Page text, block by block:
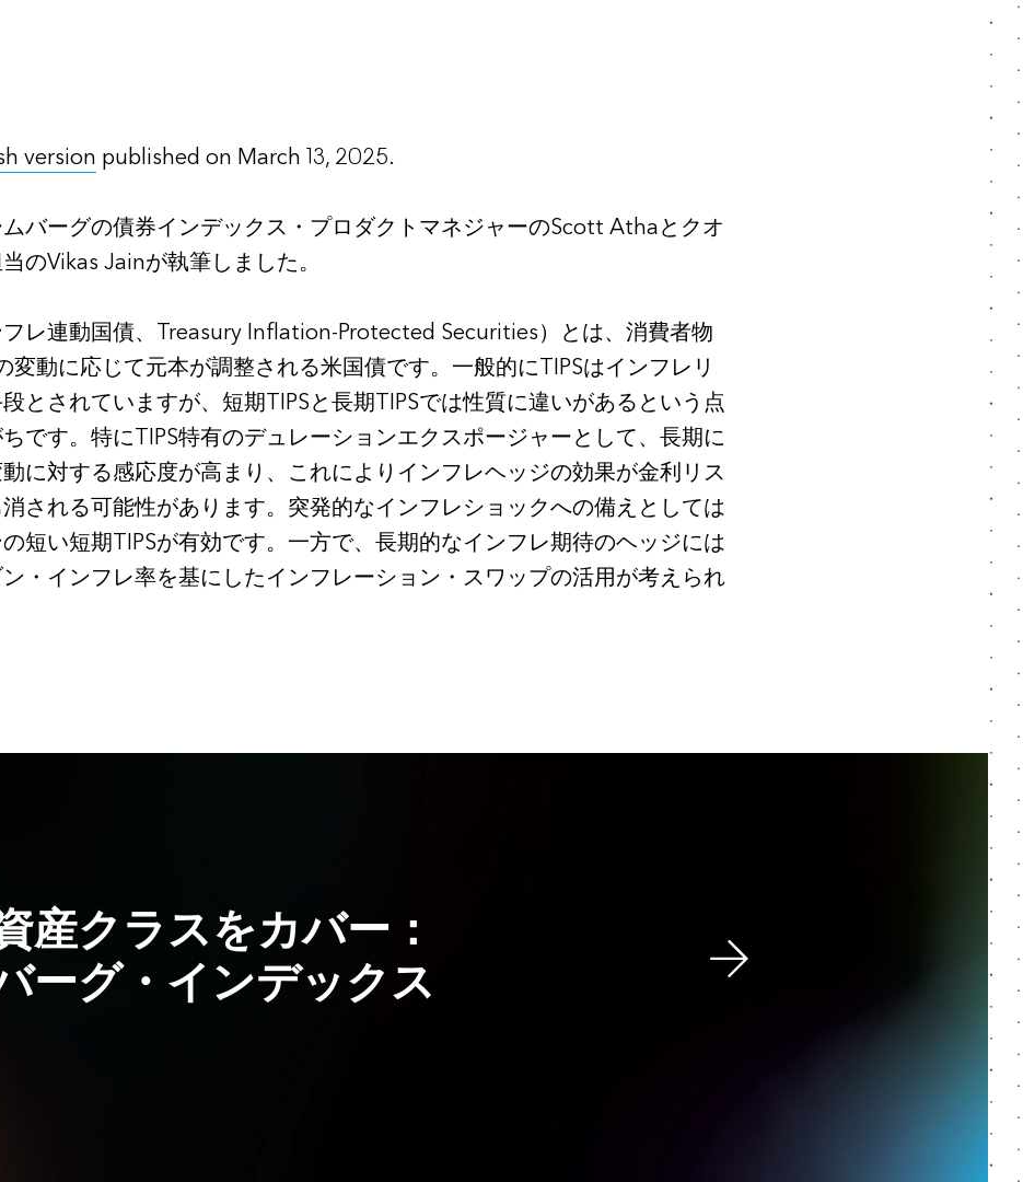
version published on March 13, 2025.
バーグの債券インデックス・プロダクトマネジャーのScott Athaとクオ
のVikas Jainが執筆しました。
フレ連動国債、Treasury Inflation-Protected Securities）とは、消費者物
変動に応じて元本が調整される米国債です。一般的にTIPSはインフレリ
とされていますが、短期TIPSと長期TIPSでは性質に違いがあるという点
です。特にTIPS特有のデュレーションエクスポージャーとして、長期に
に対する感応度が高まり、これによりインフレヘッジの効果が金利リス
される可能性があります。突発的なインフレショックへの備えとしては
短い短期TIPSが有効です。一方で、長期的なインフレ期待のヘッジには
・インフレ率を基にしたインフレーション・スワップの活用が考えられ
産クラスをカバー：
ーグ・インデックス